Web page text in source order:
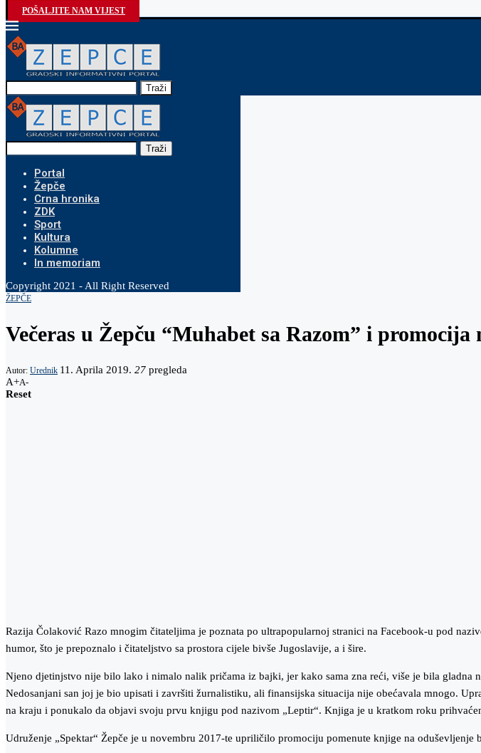
POŠALJITE NAM VIJEST
Traži
Traži
Portal
Žepče
Crna hronika
ZDK
Sport
Kultura
Kolumne
In memoriam
Copyright 2021 - All Right Reserved
ŽEPČE
Večeras u Žepču “Muhabet sa Razom” i
Autor: Urednik 11. Aprila 2019. 27 pregleda
A+A-
Reset
Razija Čolaković Razo mnogim čitateljima je poznata po ultrapopularnoj stranici na Facebook-u pod
humor, što je prepoznalo i čitateljstvo sa prostora cijele bivše Jugoslavije, a i šire.
Njeno djetinjstvo nije bilo lako i nimalo nalik pričama iz bajki, jer kako sama zna reći, više je bila gladna
Nedosanjani san joj je bio upisati i završiti žurnalistiku, ali finansijska situacija nije obećavala mnogo.
na kraju i ponukalo da objavi svoju prvu knjigu pod nazivom „Leptir“. Knjiga je u kratkom roku
Udruženje „Spektar“ Žepče je u novembru 2017-te upriličilo promociju pomenute knjige na oduševljenje